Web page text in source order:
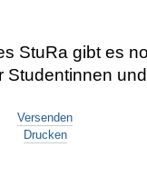
StuRa gibt es
Studentinnen
Versenden
Drucken